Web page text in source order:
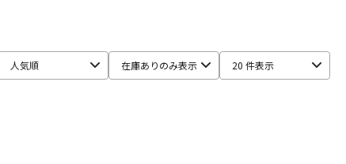
人気順 在庫ありのみ表示 20 件表示